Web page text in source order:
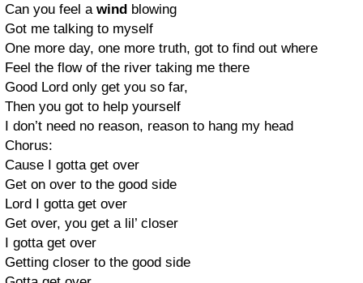
Can you feel a wind blowing
Got me talking to myself
One more day, one more truth, got to find out where
Feel the flow of the river taking me there
Good Lord only get you so far,
Then you got to help yourself
I don’t need no reason, reason to hang my head
Chorus:
Cause I gotta get over
Get on over to the good side
Lord I gotta get over
Get over, you get a lil’ closer
I gotta get over
Getting closer to the good side